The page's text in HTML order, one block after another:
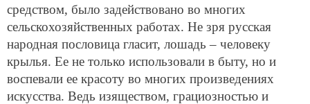
средством, было задействовано во многих
сельскохозяйственных работах. Не зря русская
народная пословица гласит, лошадь – человеку
крылья. Ее не только использовали в быту, но и
воспевали ее красоту во многих произведениях
искусства. Ведь изяществом, грациозностью и